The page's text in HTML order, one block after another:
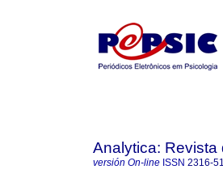
Analytica: Revista
versión On-line ISSN 2316-